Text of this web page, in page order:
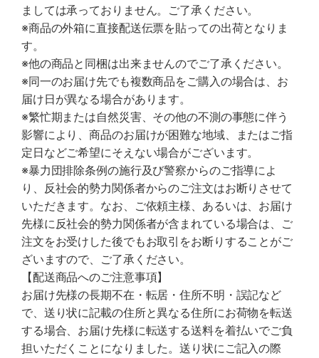
ましては承っておりません。ご了承ください。
※商品の外箱に直接配送伝票を貼っての出荷となりま
す。
※他の商品と同梱は出来ませんのでご了承ください。
※同一のお届け先でも複数商品をご購入の場合は、お
届け日が異なる場合があります。
※繁忙期または自然災害、その他の不測の事態に伴う
影響により、商品のお届けが困難な地域、またはご指
定日などご希望にそえない場合がございます。
※暴力団排除条例の施行及び警察からのご指導によ
り、反社会的勢力関係者からのご注文はお断りさせて
いただきます。なお、ご依頼主様、あるいは、お届け
先様に反社会的勢力関係者が含まれている場合は、ご
注文をお受けした後でもお取引をお断りすることがご
ざいますので、ご了承ください。
【配送商品へのご注意事項】
お届け先様の長期不在・転居・住所不明・誤記など
で、送り状に記載の住所と異なる住所にお荷物を転送
する場合、お届け先様に転送する送料を着払いでご負
担いただくことになりました。送り状にご記入の際